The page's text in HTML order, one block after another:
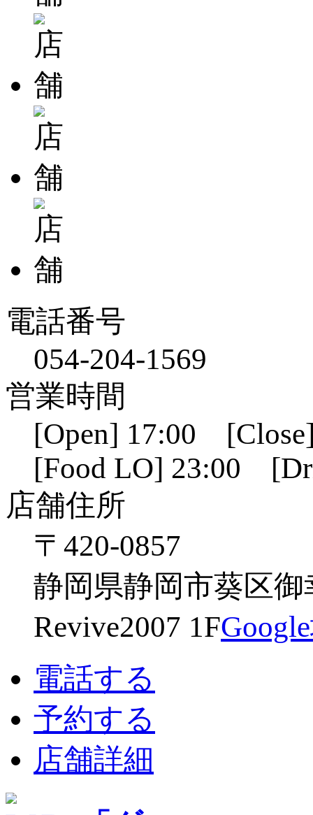
電話番号
054-204-1569
営業時間
[Open] 17:00
[Food LO] 23:00
店舗住所
〒420-0857
静岡県静岡市葵区御
Revive2007 1F
電話する
予約する
店舗詳細